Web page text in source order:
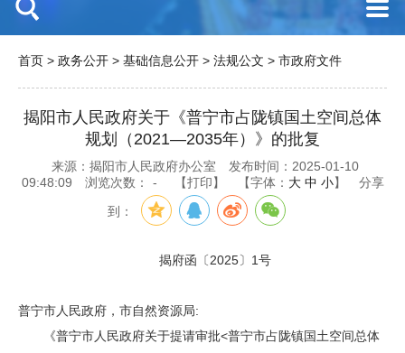
首页 > 政务公开 > 基础信息公开 > 法规公文 > 市政府文件
揭阳市人民政府关于《普宁市占陇镇国土空间总体
规划（2021—2035年）》的批复
来源：揭阳市人民政府办公室
发布时间：2025-01-10
09:48:09
浏览次数： - 【打印】 【字体： 大 中 小】 分享
到：
揭府函〔2025〕1号
普宁市人民政府，市自然资源局:
《普宁市人民政府关于提请审批<普宁市占陇镇国土空间总体